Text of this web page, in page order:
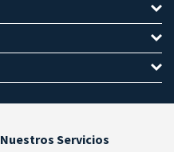
Nuestros Servicios